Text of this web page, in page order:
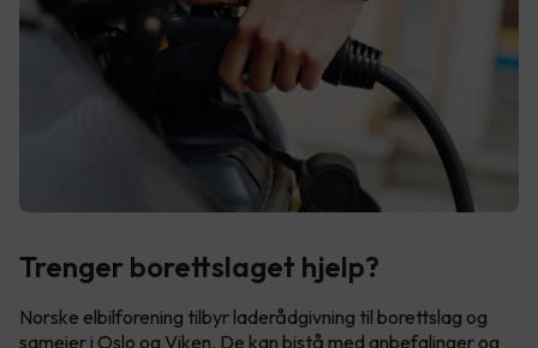
Trenger borettslaget hjelp?
Norske elbilforening tilbyr laderådgivning til borettslag og
sameier i Oslo og Viken. De kan bistå med anbefalinger og